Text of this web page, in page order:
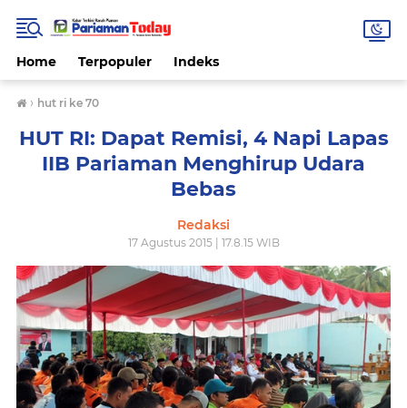
Home Terpopuler Indeks
› hut ri ke 70
HUT RI: Dapat Remisi, 4 Napi Lapas
IIB Pariaman Menghirup Udara
Bebas
Redaksi
17 Agustus 2015 | 17.8.15 WIB